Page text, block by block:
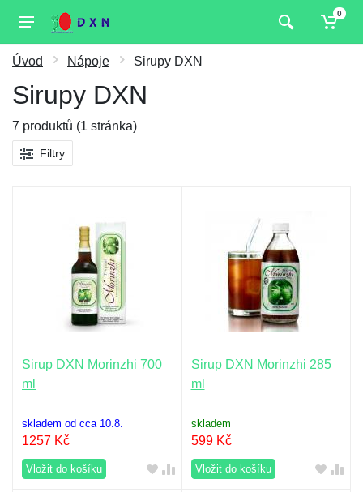
0
Úvod Nápoje Sirupy DXN
Sirupy DXN
7 produktů (1 stránka)
Filtry
Sirup DXN Morinzhi 700
ml
skladem od cca 10.8.
1257 Kč
Vložit do košíku
Sirup DXN Morinzhi 285
ml
skladem
599Kč
Vložit do košíku